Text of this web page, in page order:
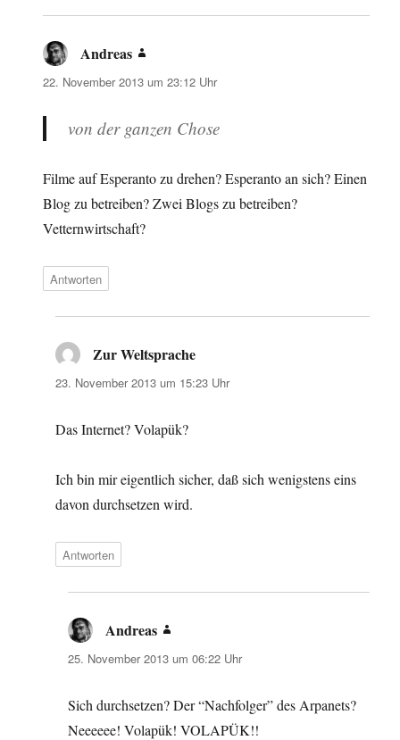
Andreas
22. November 2013 um 23:12 Uhr
von der ganzen Chose
Filme auf Esperanto zu drehen? Esperanto an sich? Einen
Blog zu betreiben? Zwei Blogs zu betreiben?
Vetternwirtschaft?
Antworten
Zur Weltsprache
23. November 2013 um 15:23 Uhr
Das Internet? Volapük?
Ich bin mir eigentlich sicher, daß sich wenigstens eins
davon durchsetzen wird.
Antworten
Andreas
25. November 2013 um 06:22 Uhr
Sich durchsetzen? Der “Nachfolger” des Arpanets?
Neeeeee! Volapük! VOLAPÜK!!